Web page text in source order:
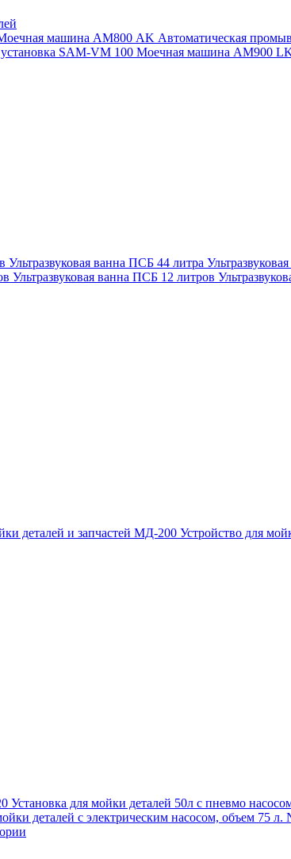
машина АМ800 AK Автоматическая
SAM-VM 100 Моечная машина AM900
Ультразвуковая ванна ПСБ 44 литра
Ультразвуковая ванна ПСБ 12 литров
деталей и запчастей МД-200 Устройство для
Установка для мойки деталей 50л с пневмо
деталей с электрическим насосом, объем 75